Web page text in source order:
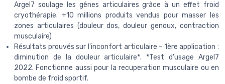
Argel7 soulage les gênes articulaires grâce à un effet froid
cryothérapie. +10 millions produits vendus pour masser les
zones articulaires (douleur dos, douleur genoux, contraction
musculaire)
Résultats prouvés sur l'inconfort articulaire - 1ère application :
diminution de la douleur articulaire*. *Test d'usage Argel7
2022. Fonctionne aussi pour la recuperation musculaire ou en
bombe de froid sportif.